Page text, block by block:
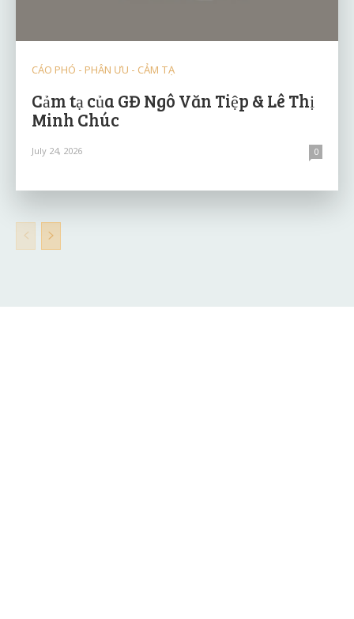
CÁO PHÓ - PHÂN ƯU - CẢM TẠ
Cảm tạ của GĐ Ngô Văn Tiệp & Lê Thị
Minh Chúc
July 24, 2026 0